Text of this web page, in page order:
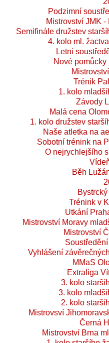
Podzimní
Mistrovství JMK
Semifinále družstev
4. kolo ml.
Letní
Nové pomůcky
Trénik
1. kolo
Závody
Malá cena
1. kolo družstev
Naše atletka na
Sobotní trénink na
O nejrychlejšího
Běh
Trénink v
Utkání
Mistrovství Moravy
Mistrovství
Vyhlášení
MMaS
Extraliga
3. kolo
3. kolo
2. kolo
Mistrovsví
Černá
Mistrovství Brna